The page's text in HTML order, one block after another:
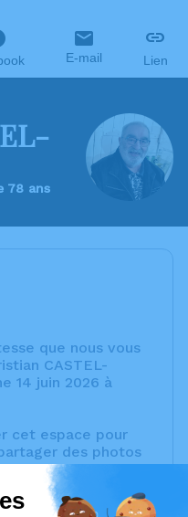
E-mail Lien
78 ans
que nous vous
CASTEL-
14 juin 2026 à
cet espace pour
des photos
exprimer vos
ou des textes.
dédié à